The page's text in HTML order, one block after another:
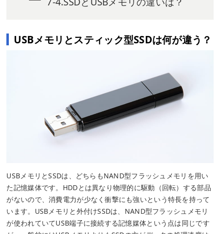
USBメモリとスティック型SSDは何が違う？
USBメモリとSSDは、どちらもNAND型フラッシュメモリを用い
た記憶媒体です。HDDとは異なり物理的に駆動（回転）する部品
がないので、消費電力が少なく衝撃にも強いという特長を持って
います。USBメモリと外付けSSDは、NAND型フラッシュメモリ
が使われていてUSB端子に接続する記憶媒体という点は同じです